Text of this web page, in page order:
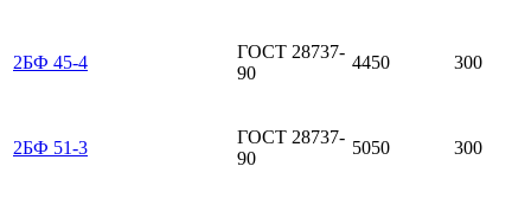
2БФ 45-4
ГОСТ 28737-
90
4450 300
2БФ 51-3
ГОСТ 28737-
90
5050 300